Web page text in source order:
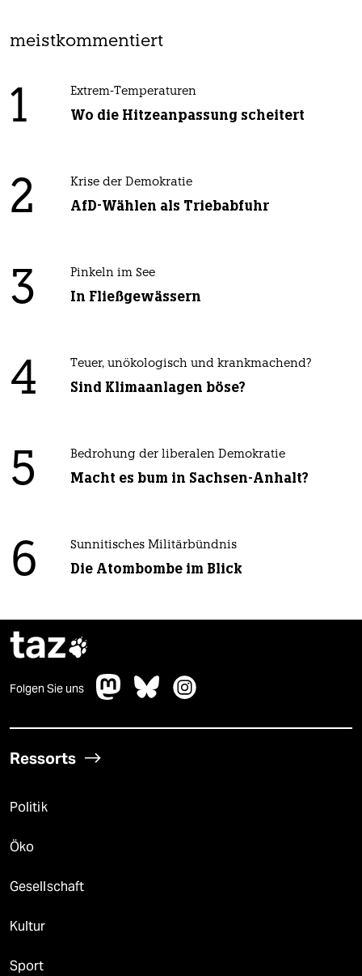
meistkommentiert
1 Extrem-Temperaturen
Wo die Hitzeanpassung scheitert
2 Krise der Demokratie
AfD-Wählen als Triebabfuhr
3 Pinkeln im See
In Fließgewässern
4 Teuer, unökologisch und krankmachend?
Sind Klimaanlagen böse?
5 Bedrohung der liberalen Demokratie
Macht es bum in Sachsen-Anhalt?
6 Sunnitisches Militärbündnis
Die Atombombe im Blick
taz
Folgen Sie uns
Ressorts
Politik
Öko
Gesellschaft
Kultur
Sport